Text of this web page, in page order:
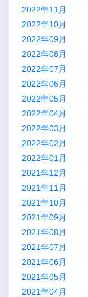
2022年11月
2022年10月
2022年09月
2022年08月
2022年07月
2022年06月
2022年05月
2022年04月
2022年03月
2022年02月
2022年01月
2021年12月
2021年11月
2021年10月
2021年09月
2021年08月
2021年07月
2021年06月
2021年05月
2021年04月